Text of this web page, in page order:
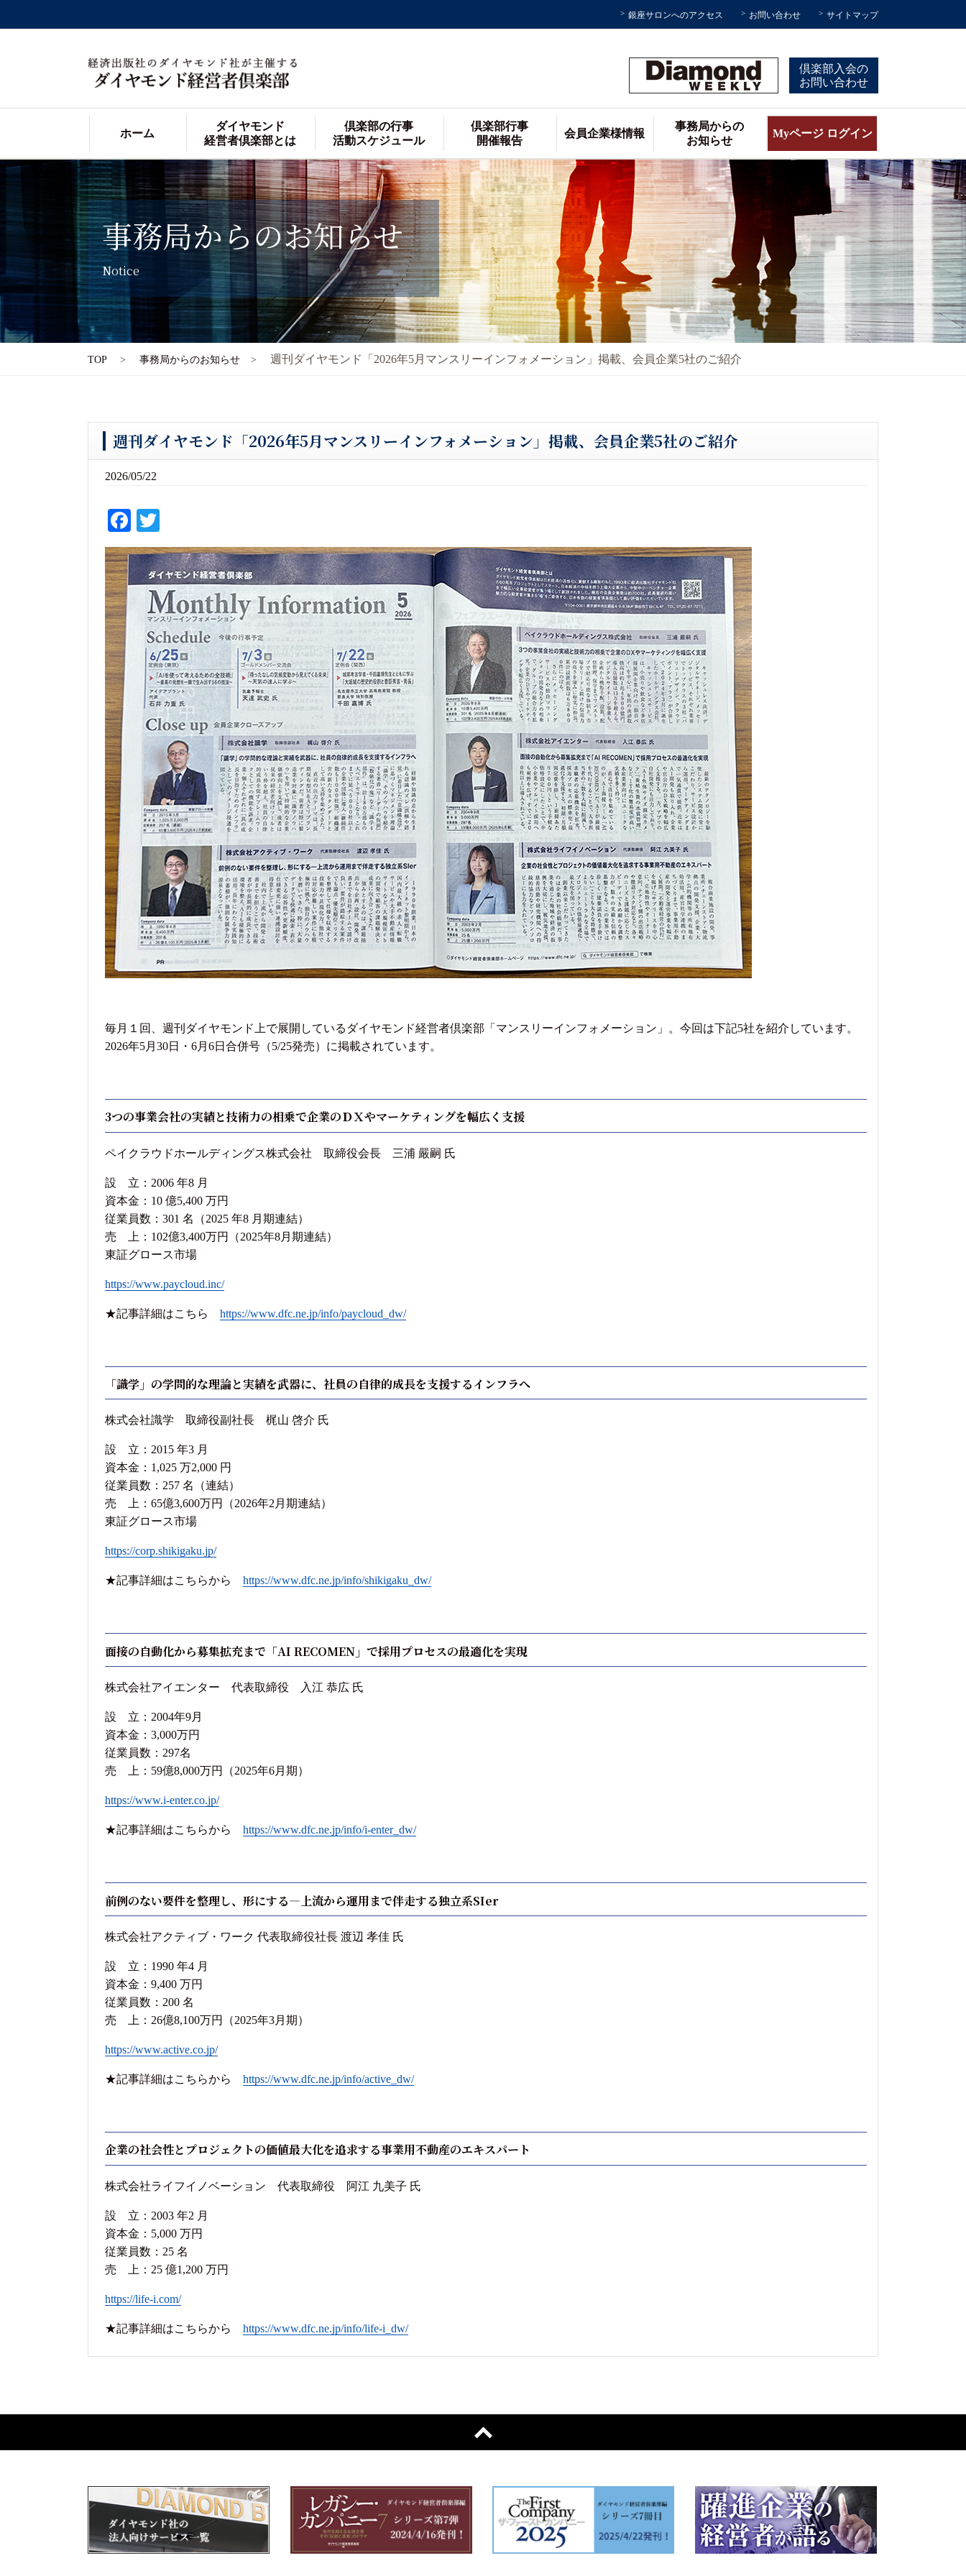
銀座サロンへのアクセス お問い合わせ サイトマップ
倶楽部入会の
お問い合わせ
ホーム
ダイヤモンド
経営者倶楽部とは
倶楽部の行事
活動スケジュール
倶楽部行事
開催報告
会員企業様情報
事務局からの
お知らせ
Myページ ログイン
事務局からのお知らせ
Notice
TOP 事務局からのお知らせ 週刊ダイヤモンド「2026年5月マンスリーインフォメーション」掲載、会員企業5社のご紹介
週刊ダイヤモンド「2026年5月マンスリーインフォメーション」掲載、会員企業5社のご紹介
2026/05/22
Fa
ce
bo
ok
wi
tte
r
毎月１回、週刊ダイヤモンド上で展開しているダイヤモンド経営者倶楽部「マンスリーインフォメーション」。今回は下記5社を紹介しています。
2026年5月30日・6月6日合併号（5/25発売）に掲載されています。
3つの事業会社の実績と技術力の相乗で企業のＤＸやマーケティングを幅広く支援
ペイクラウドホールディングス株式会社 取締役会長 三浦 嚴嗣 氏
設 立：2006 年8 月
資本金：10 億5,400 万円
従業員数：301 名（2025 年8 月期連結）
売 上：102億3,400万円（2025年8月期連結）
東証グロース市場
https://www.paycloud.inc/
★記事詳細はこちら https://www.dfc.ne.jp/info/paycloud_dw/
「識学」の学問的な理論と実績を武器に、社員の自律的成長を支援するインフラへ
株式会社識学 取締役副社長 梶山 啓介 氏
設 立：2015 年3 月
資本金：1,025 万2,000 円
従業員数：257 名（連結）
売 上：65億3,600万円（2026年2月期連結）
東証グロース市場
https://corp.shikigaku.jp/
★記事詳細はこちらから https://www.dfc.ne.jp/info/shikigaku_dw/
面接の自動化から募集拡充まで「AI RECOMEN」で採用プロセスの最適化を実現
株式会社アイエンター 代表取締役 入江 恭広 氏
設 立：2004年9月
資本金：3,000万円
従業員数：297名
売 上：59億8,000万円（2025年6月期）
https://www.i-enter.co.jp/
★記事詳細はこちらから https://www.dfc.ne.jp/info/i-enter_dw/
前例のない要件を整理し、形にする―上流から運用まで伴走する独立系SIer
株式会社アクティブ・ワーク 代表取締役社長 渡辺 孝佳 氏
設 立：1990 年4 月
資本金：9,400 万円
従業員数：200 名
売 上：26億8,100万円（2025年3月期）
https://www.active.co.jp/
★記事詳細はこちらから https://www.dfc.ne.jp/info/active_dw/
企業の社会性とプロジェクトの価値最大化を追求する事業用不動産のエキスパート
株式会社ライフイノベーション 代表取締役 阿江 九美子 氏
設 立：2003 年2 月
資本金：5,000 万円
従業員数：25 名
売 上：25 億1,200 万円
https://life-i.com/
★記事詳細はこちらから https://www.dfc.ne.jp/info/life-i_dw/